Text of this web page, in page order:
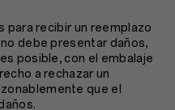
para recibir un reemplazo
debe presentar daños,
posible, con el embalaje
a rechazar un
que el